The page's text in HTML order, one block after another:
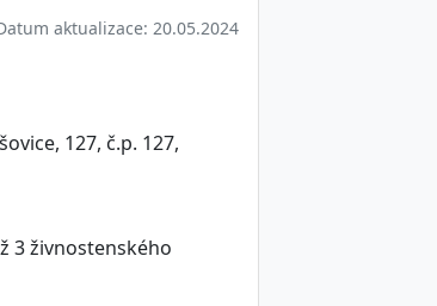
aktualizace: 20.05.2024
127, č.p. 127,
3 živnostenského